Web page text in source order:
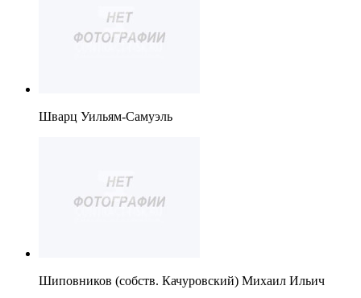
Шварц Уильям-Самуэль
Шиповников (собств. Качуровский) Михаил Ильич